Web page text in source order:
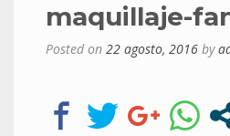
maquillaje-
Posted on 22 agosto, 2016 by